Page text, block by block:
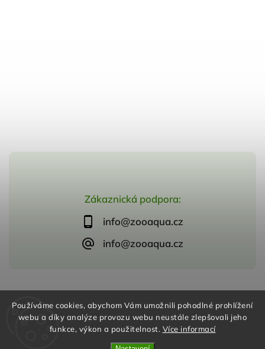
Používáme cookies, abychom Vám umožnili pohodlné prohlížení
webu a díky analýze provozu webu neustále zlepšovali jeho
funkce, výkon a použitelnost. Více informací
Zákaznická podpora:
info@zooaqua.cz
info@zooaqua.cz
VytvořilShoptet | DesignShoptak.cz